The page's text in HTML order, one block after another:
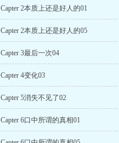
Capter 2本质上还是好人的01
Capter 2本质上还是好人的05
Capter 3最后一次04
Capter 4变化03
Capter 5消失不见了02
Capter 6口中所谓的真相01